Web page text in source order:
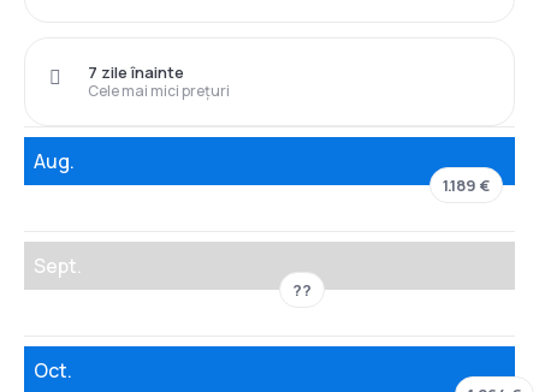
Cele mai mici prețuri
7 zile înainte
Aug.
1.189 €
Sept.
??
Oct.